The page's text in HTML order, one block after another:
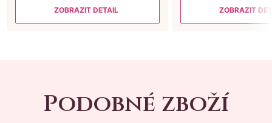
ZOBRAZIT DETAIL ZOBRAZIT
Podobné zboží